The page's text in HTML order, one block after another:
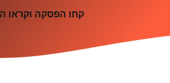
קחו הפסקה וקראו